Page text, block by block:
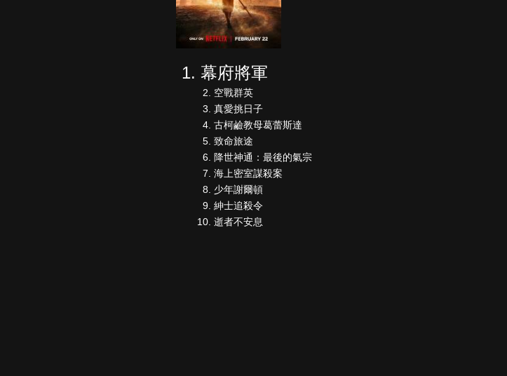
幕府將軍
空戰群英
真愛挑日子
古柯鹼教母葛蕾斯達
致命旅途
降世神通：最後的氣宗
海上密室謀殺案
少年謝爾頓
紳士追殺令
逝者不安息